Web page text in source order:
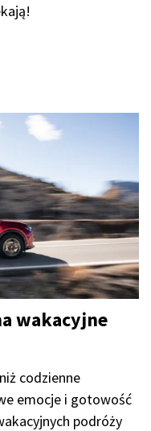
wakacyjne
codzienne
emocje i gotowość
podróży